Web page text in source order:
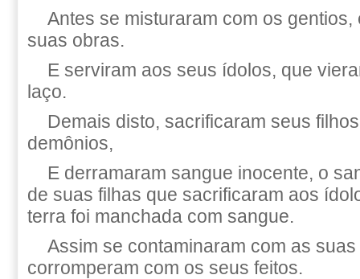
Antes se misturaram com os
suas obras.
E serviram aos seus ídolos, que
laço.
Demais disto, sacrificaram seus
demônios,
E derramaram sangue inocente, o
de suas filhas que sacrificaram aos
terra foi manchada com sangue.
Assim se contaminaram com as
corromperam com os seus feitos.